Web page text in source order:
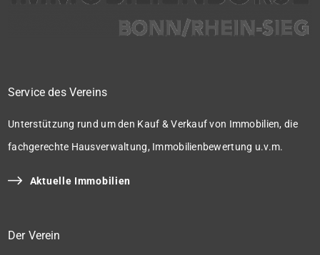
Der Verein
Service des Vereins
Unterstützung rund um den Kauf & Verkauf von Immobilien, die
fachgerechte Hausverwaltung, Immobilienbewertung u.v.m.
Aktuelle Immobilien